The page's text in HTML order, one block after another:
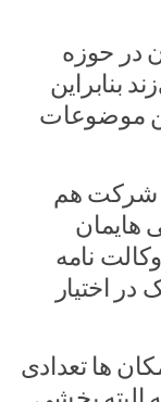
در حوزه
بنابراین
موضوعات
شرکت هم
هایمان
برای ۶۸ ملک وکالت نامه
از این تعداد ۵۲ ملک در اختیار
ها تعدادی